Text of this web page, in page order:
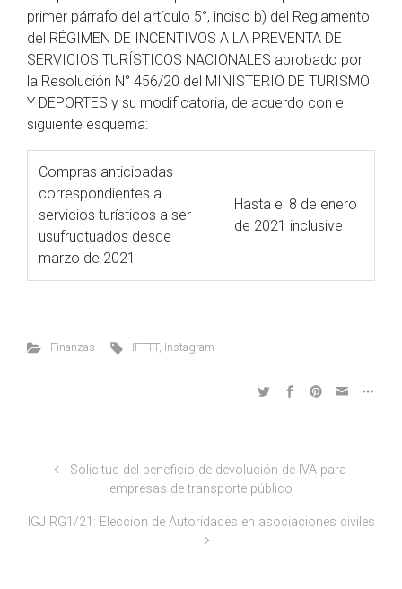
primer párrafo del artículo 5°, inciso b) del Reglamento
del RÉGIMEN DE INCENTIVOS A LA PREVENTA DE
SERVICIOS TURÍSTICOS NACIONALES aprobado por
la Resolución N° 456/20 del MINISTERIO DE TURISMO
Y DEPORTES y su modificatoria, de acuerdo con el
siguiente esquema:
Compras anticipadas
correspondientes a
servicios turísticos a ser
usufructuados desde
marzo de 2021
Hasta el 8 de enero
de 2021 inclusive
Finanzas IFTTT, Instagram
Solicitud del beneficio de devolución de IVA para
empresas de transporte público
IGJ RG1/21: Eleccion de Autoridades en asociaciones civiles